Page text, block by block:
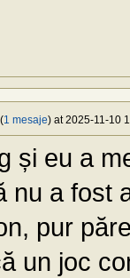
1 mesaje) at 2025-11-10
și eu a
nu a fost
pur
un joc